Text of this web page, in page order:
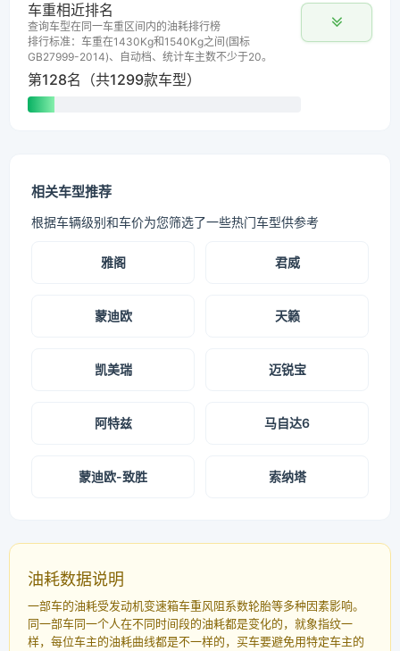
车重相近排名
查询车型在同一车重区间内的油耗排行榜
排行标准：车重在1430Kg和1540Kg之间(国标
GB27999-2014)、自动档、统计车主数不少于20。
第128名（共1299款车型）
相关车型推荐
根据车辆级别和车价为您筛选了一些热门车型供参考
雅阁 君威
蒙迪欧 天籁
凯美瑞 迈锐宝
阿特兹 马自达6
蒙迪欧-致胜 索纳塔
油耗数据说明
一部车的油耗受发动机变速箱车重风阻系数轮胎等多种因素影响。
同一部车同一个人在不同时间段的油耗都是变化的，就象指纹一
样，每位车主的油耗曲线都是不一样的，买车要避免用特定车主的